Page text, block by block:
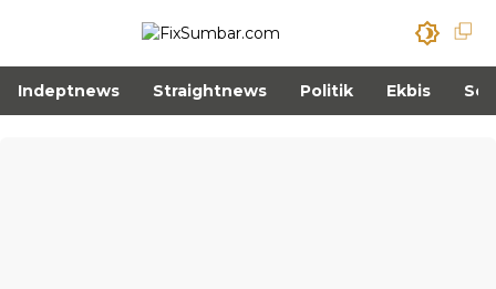
Indeptnews Straightnews Politik Ekbis